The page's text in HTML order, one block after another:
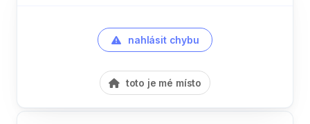
nahlásit chybu
toto je mé místo